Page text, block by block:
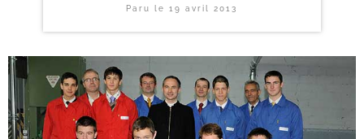
Paru le19 avril 2013